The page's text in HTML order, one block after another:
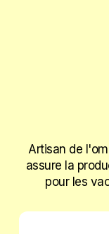
Artisan de
assure la
pour les